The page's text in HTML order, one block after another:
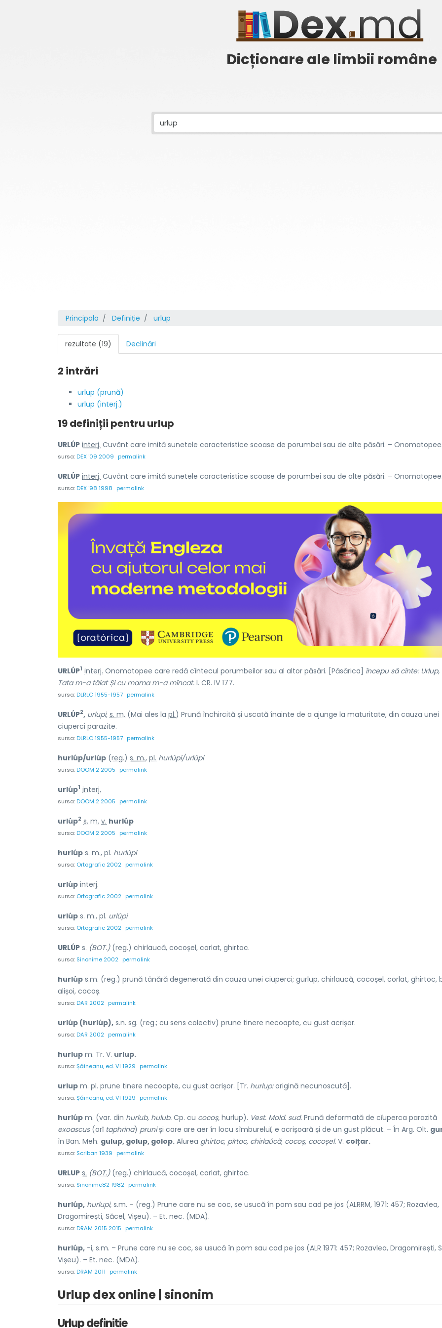
Dicționare ale limbii române
Principala Definiție urlup
rezultate (19) Declinări
2 intrări
urlup (prună)
urlup (interj.)
19 definiții pentru urlup
URLÚP interj. Cuvânt care imită sunetele caracteristice scoase de porumbei sau de alte păsări. –
sursa:DEX '09 2009 permalink
URLÚP interj. Cuvânt care imită sunetele caracteristice scoase de porumbei sau de alte păsări. –
sursa:DEX '98 1998 permalink
URLÚP1 interj. Onomatopee care redă cîntecul porumbeilor sau al altor păsări. [Păsărica] începu să cînte: Urlup,
Tata m-a tăiat Și cu mama m-a mîncat. I. CR. IV 177.
sursa:DLRLC 1955-1957 permalink
URLÚP2, urlupi, s. m. (Mai ales la pl.) Prună închircită și uscată înainte de a ajunge la maturitate, din cauza unei
ciuperci parazite.
sursa:DLRLC 1955-1957 permalink
hurlúp/urlúp (reg.) s. m., pl. hurlúpi/urlúpi
sursa:DOOM 2 2005 permalink
urlúp1 interj.
sursa:DOOM 2 2005 permalink
urlúp2 s. m. v. hurlúp
sursa:DOOM 2 2005 permalink
hurlúp s. m., pl. hurlúpi
sursa: Ortografic 2002 permalink
urlúp interj.
sursa: Ortografic 2002 permalink
urlúp s. m., pl. urlúpi
sursa: Ortografic 2002 permalink
URLÚP s. (BOT.)(reg.) chirlaucă, cocoșel, corlat, ghirtoc.
sursa: Sinonime 2002 permalink
hurlúp s.m. (reg.) prună tânără degenerată din cauza unei ciuperci; gurlup, chirlaucă, cocoșel, corlat, ghirtoc,
alișoi, cocoș.
sursa:DAR 2002 permalink
urlúp (hurlúp), s.n. sg. (reg.; cu sens colectiv) prune tinere necoapte, cu gust acrișor.
sursa:DAR 2002 permalink
hurlup m. Tr. V. urlup.
sursa:Șăineanu, ed. VI 1929 permalink
urlup m. pl. prune tinere necoapte, cu gust acrișor. [Tr. hurlup:origină necunoscută].
sursa:Șăineanu, ed. VI 1929 permalink
hurlúp m. (var. din hurlub, hulub. Cp. cu cocoș, hurlup). Vest. Mold. sud. Prună deformată de cĭuperca parazită
exoascus(orĭ taphrina) pruniși care are aer în locu sîmbureluĭ, e acrișoară și de un gust plăcut. – În Arg. Olt.
în Ban. Meh. gulup, golup, golop. Aĭurea ghirtoc, pîrtoc, chirlaŭcă, cocoș, cocoșel. V. colțar.
sursa: Scriban 1939 permalink
URLUP s. (BOT.)(reg.) chirlaucă, cocoșel, corlat, ghirtoc.
sursa: Sinonime82 1982 permalink
hurlúp, hurlupi, s.m. – (reg.) Prune care nu se coc, se usucă în pom sau cad pe jos (ALRRM, 1971: 457; Rozavlea,
Dragomirești, Săcel, Vișeu). – Et. nec. (MDA).
sursa:DRAM 2015 2015 permalink
hurlúp, -i, s.m. – Prune care nu se coc, se usucă în pom sau cad pe jos (ALR 1971: 457; Rozavlea, Dragomirești,
Vișeu). – Et. nec. (MDA).
sursa:DRAM 2011 permalink
Urlup dex online | sinonim
Urlup definitie